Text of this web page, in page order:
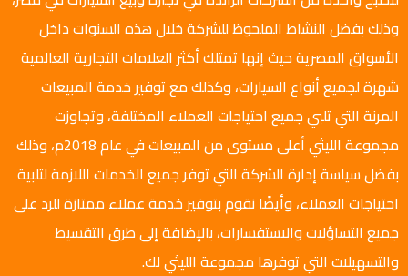
وذلك بفضل النشاط الملحوظ للشركة خلال هذه السنوات داخل
الأسواق المصرية حيث إنها تمتلك أكثر العلامات التجارية العالمية
شهرة لجميع أنواع السيارات، وكذلك مع توفير خدمة المبيعات
المرنة التي تلبي جميع احتياجات العملاء المختلفة، وتجاوزت
مجموعة الليثي أعلى مستوى من المبيعات في عام 2018م، وذلك
بفضل سياسة إدارة الشركة التي توفر جميع الخدمات اللازمة لتلبية
احتياجات العملاء، وأيضًا نقوم بتوفير خدمة عملاء ممتازة للرد على
جميع التساؤلات والاستفسارات، بالإضافة إلى طرق التقسيط
والتسهيلات التي توفرها مجموعة الليثي لك.